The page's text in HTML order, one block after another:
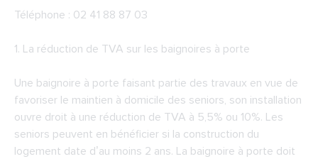
Téléphone : 02 41 88 87 03
1. La réduction de TVA sur les baignoires à porte
Une baignoire à porte faisant partie des travaux en vue de
favoriser le maintien à domicile des seniors, son installation
ouvre droit à une réduction de TVA à 5,5% ou 10%. Les
seniors peuvent en bénéficier si la construction du
logement date d’au moins 2 ans. La baignoire à porte doit